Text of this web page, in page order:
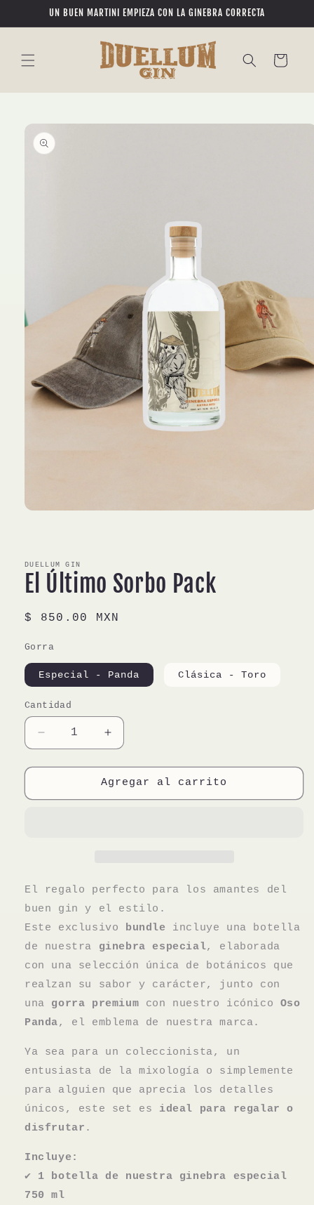
directamente
al contenido
UN BUEN MARTINI EMPIEZA CON LA GINEBRA CORRECTA
Carrito
directamente
información
una
ventana
modal
DUELLUM GIN
El Último Sorbo Pack
Precio
$ 850.00 MXN
Gorra
Especial - Panda Clásica - Toro
Cantidad
Reducir
cantidad
para
Último
Aumentar
cantidad
para
El
Último
Agregar al carrito
El regalo perfecto para los amantes del
buen gin y el estilo.
Este exclusivo bundle incluye una botella
de nuestra ginebra especial, elaborada
con una selección única de botánicos que
realzan su sabor y carácter, junto con
una gorra premium con nuestro icónico Oso
Panda, el emblema de nuestra marca.
Ya sea para un coleccionista, un
entusiasta de la mixología o simplemente
para alguien que aprecia los detalles
únicos, este set es ideal para regalar o
disfrutar .
Incluye:
✔ 1 botella de nuestra ginebra especial
750 ml